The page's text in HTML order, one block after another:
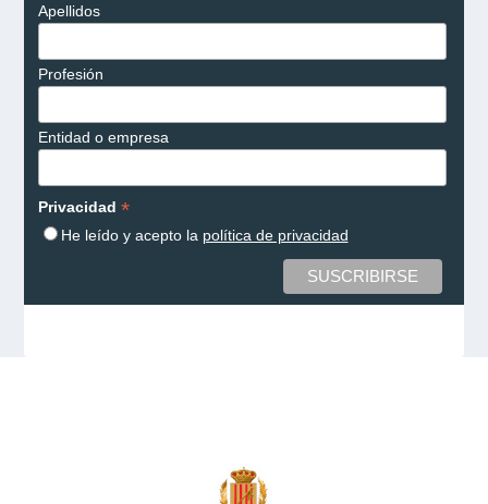
Apellidos
Profesión
Entidad o empresa
Privacidad *
He leído y acepto la política de privacidad